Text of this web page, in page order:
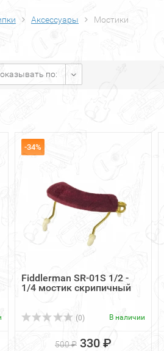
Аксессуары Мостики
по:
-34%
Fiddlerman SR-01S 1/2 -
1/4 мостик скрипичный
(0) В наличии
500 ₽ 330 ₽